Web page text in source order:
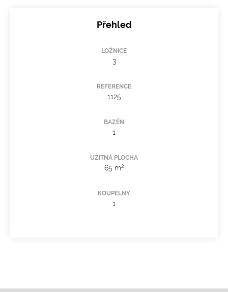
Přehled
LOŽNICE
3
REFERENCE
1125
BAZÉN
1
UŽITNÁ PLOCHA
65 m2
KOUPELNY
1